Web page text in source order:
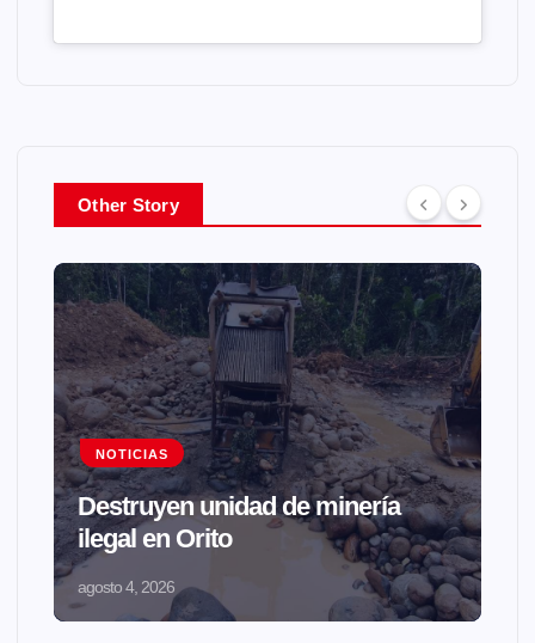
Other Story
NOTICIAS
Destruyen unidad de minería
ilegal en Orito
agosto 4, 2026